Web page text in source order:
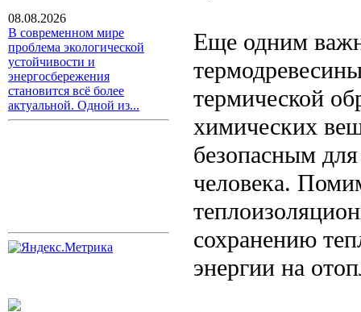
08.08.2026
В современном мире
проблема экологической
устойчивости и
энергосбережения
становится всё более
актуальной. Одной из...
Еще одним
термической
химических
безопасным
человека.
сохранению
энергии на